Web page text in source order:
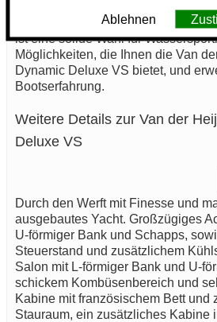
Leistung, Komfort und Sicherheit.
Tage auf dem Wasser oder
ist eine solide Wahl für
Möglichkeiten, die Ihnen die Van
Dynamic Deluxe VS bietet, und
Bootserfahrung.
Weitere Details zur Van der
Deluxe VS
Durch den Werft mit Finesse und
ausgebautes Yacht. Großzügiges
U-förmiger Bank und Schapps,
Steuerstand und zusätzlichem
Salon mit L-förmiger Bank und U-
schickem Kombüsenbereich und
Kabine mit französischem Bett und
Stauraum, ein zusätzliches Kabine
Ablehnen